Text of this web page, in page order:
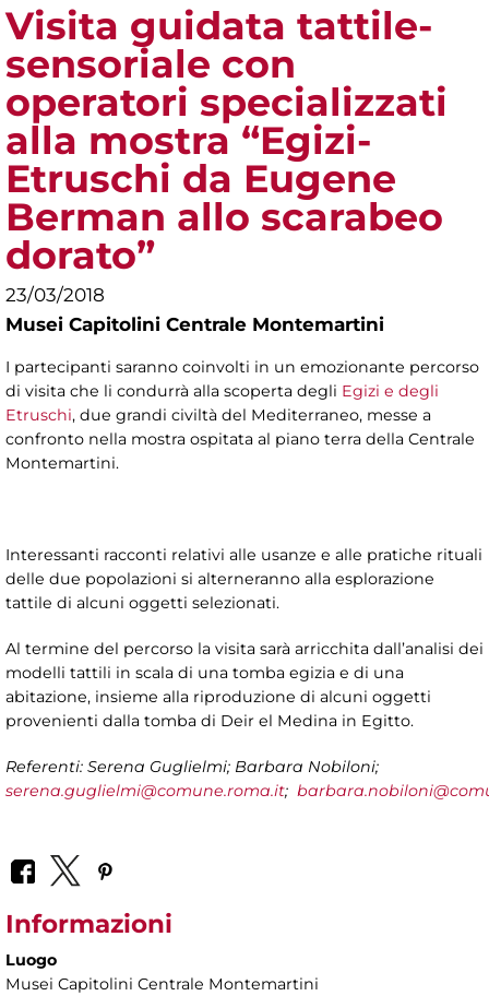
Visita guidata tattile-
sensoriale con
operatori specializzati
alla mostra “Egizi-
Etruschi da Eugene
Berman allo scarabeo
dorato”
23/03/2018
Musei Capitolini Centrale Montemartini
I partecipanti saranno coinvolti in un emozionante percorso
di visita che li condurrà alla scoperta degli Egizi e degli
Etruschi, due grandi civiltà del Mediterraneo, messe a
confronto nella mostra ospitata al piano terra della Centrale
Montemartini.
Interessanti racconti relativi alle usanze e alle pratiche rituali
delle due popolazioni si alterneranno alla esplorazione
tattile di alcuni oggetti selezionati.
Al termine del percorso la visita sarà arricchita dall’analisi dei
modelli tattili in scala di una tomba egizia e di una
abitazione, insieme alla riproduzione di alcuni oggetti
provenienti dalla tomba di Deir el Medina in Egitto.
Referenti: Serena Guglielmi; Barbara Nobiloni;
serena.guglielmi@comune.roma.it;
Informazioni
Luogo
Musei Capitolini Centrale Montemartini